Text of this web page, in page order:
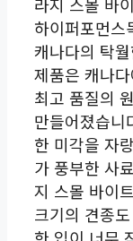
라지 스몰 바
하이퍼포먼스
캐나다의 탁
제품은 캐나
최고 품질의
만들어졌습니
한 미각을 자
가 풍부한 사
지 스몰 바이
크기의 견종